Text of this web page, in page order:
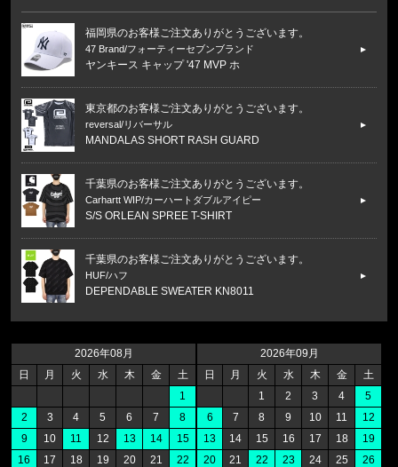
2026年08月
日
月 火 水 木 金
土
1
2
3 4 5 6 7
8
9
10 11 12 13 14
15
16
17 18 19 20 21
22
2026年09月
日
月 火 水 木 金
土
1
2 3 4
5
6
7 8 9 10 11
12
13
14 15 16 17 18
19
20
21 22 23 24 25
26
福岡県のお客様ご注文ありがとうございます。
47 Brand/フォーティーセブンブランド
ヤンキース キャップ '47 MVP ホ
東京都のお客様ご注文ありがとうございます。
reversal/リバーサル
MANDALAS SHORT RASH GUARD
千葉県のお客様ご注文ありがとうございます。
Carhartt WIP/カーハートダブルアイピー
S/S ORLEAN SPREE T-SHIRT
千葉県のお客様ご注文ありがとうございます。
HUF/ハフ
DEPENDABLE SWEATER KN8011
47 Brand/フォーティーセブンブランド
ヤンキース キャップ '47 MVP ホ
福岡県のお客様ご注文ありがとうございます。
47 Brand/フォーティーセブンブランド
レッドソックス キャップ '47 クリー